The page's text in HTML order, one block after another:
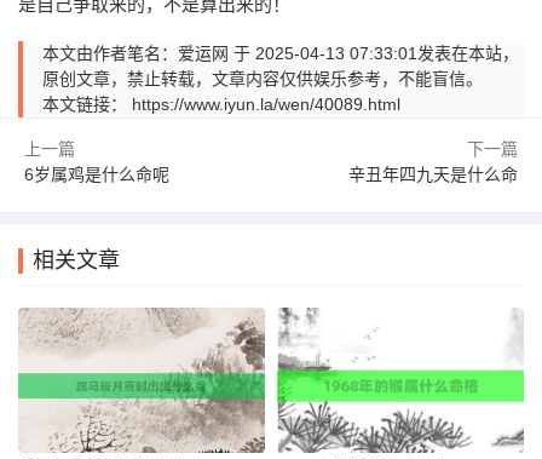
是自己争取来的，不是算出来的！
本文由作者笔名：爱运网 于 2025-04-13 07:33:01发表在本站，
原创文章，禁止转载，文章内容仅供娱乐参考，不能盲信。
本文链接： https://www.iyun.la/wen/40089.html
上一篇
6岁属鸡是什么命呢
下一篇
辛丑年四九天是什么命
相关文章